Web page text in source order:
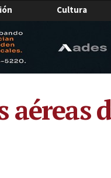
Cultura
aéreas